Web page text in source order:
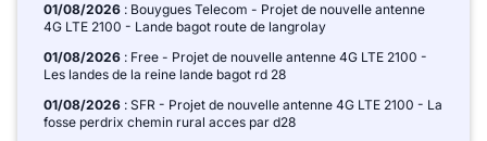
01/08/2026 : Bouygues Telecom - Projet de nouvelle antenne
4G LTE 2100 - Lande bagot route de langrolay
01/08/2026 : Free - Projet de nouvelle antenne 4G LTE 2100 -
Les landes de la reine lande bagot rd 28
01/08/2026 : SFR - Projet de nouvelle antenne 4G LTE 2100 - La
fosse perdrix chemin rural acces par d28